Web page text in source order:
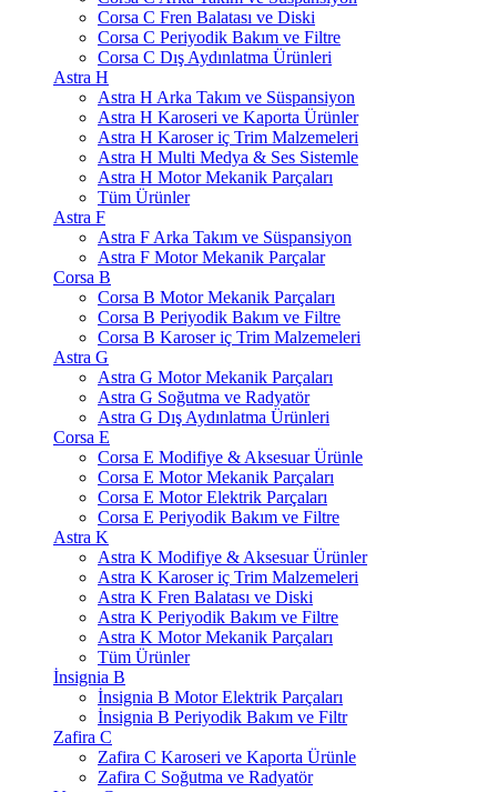
Corsa C Fren Balatası ve Diski
Corsa C Periyodik Bakım ve Filtre
Corsa C Dış Aydınlatma Ürünleri
Astra H
Astra H Arka Takım ve Süspansiyon
Astra H Karoseri ve Kaporta Ürünler
Astra H Karoser iç Trim Malzemeleri
Astra H Multi Medya & Ses Sistemle
Astra H Motor Mekanik Parçaları
Tüm Ürünler
Astra F
Astra F Arka Takım ve Süspansiyon
Astra F Motor Mekanik Parçalar
Corsa B
Corsa B Motor Mekanik Parçaları
Corsa B Periyodik Bakım ve Filtre
Corsa B Karoser iç Trim Malzemeleri
Astra G
Astra G Motor Mekanik Parçaları
Astra G Soğutma ve Radyatör
Astra G Dış Aydınlatma Ürünleri
Corsa E
Corsa E Modifiye & Aksesuar Ürünle
Corsa E Motor Mekanik Parçaları
Corsa E Motor Elektrik Parçaları
Corsa E Periyodik Bakım ve Filtre
Astra K
Astra K Modifiye & Aksesuar Ürünler
Astra K Karoser iç Trim Malzemeleri
Astra K Fren Balatası ve Diski
Astra K Periyodik Bakım ve Filtre
Astra K Motor Mekanik Parçaları
Tüm Ürünler
İnsignia B
İnsignia B Motor Elektrik Parçaları
İnsignia B Periyodik Bakım ve Filtr
Zafira C
Zafira C Karoseri ve Kaporta Ürünle
Zafira C Soğutma ve Radyatör